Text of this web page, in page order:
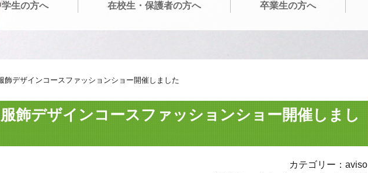
学生の方へ 在校生・保護者の方へ 卒業生の方へ
飾デザインコースファッションショー開催しました
飾デザインコースファッションショー開催しまし
カテゴリー：aviso